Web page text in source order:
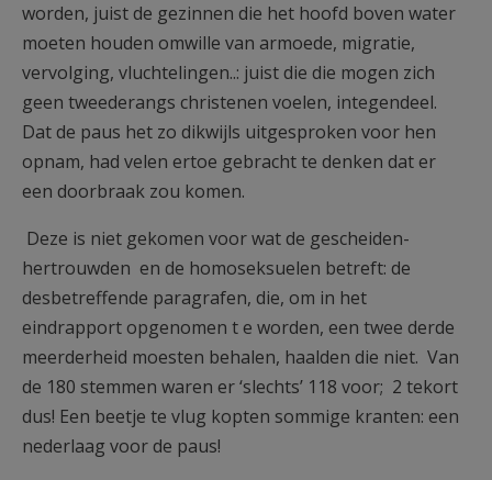
worden, juist de gezinnen die het hoofd boven water
moeten houden omwille van armoede, migratie,
vervolging, vluchtelingen..: juist die die mogen zich
geen tweederangs christenen voelen, integendeel.
Dat de paus het zo dikwijls uitgesproken voor hen
opnam, had velen ertoe gebracht te denken dat er
een doorbraak zou komen.
Deze is niet gekomen voor wat de gescheiden-
hertrouwden en de homoseksuelen betreft: de
desbetreffende paragrafen, die, om in het
eindrapport opgenomen t e worden, een twee derde
meerderheid moesten behalen, haalden die niet. Van
de 180 stemmen waren er ‘slechts’ 118 voor; 2 tekort
dus! Een beetje te vlug kopten sommige kranten: een
nederlaag voor de paus!